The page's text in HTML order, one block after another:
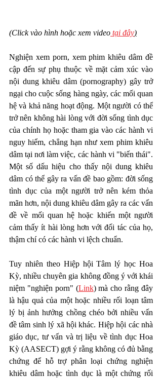
(Click vào hình hoặc xem video tại đây)
Nghiện xem porn, xem phim khiêu dâm đề
cập đến sự phụ thuộc về mặt cảm xúc vào
nội dung khiêu dâm (pornography) gây trở
ngại cho cuộc sống hàng ngày, các mối quan
hệ và khả năng hoạt động. Một người có thể
trở nên không hài lòng với đời sống tình dục
của chính họ hoặc tham gia vào các hành vi
nguy hiểm, chẳng hạn như xem phim khiêu
dâm tại nơi làm việc, các hành vi "biến thái".
Một số dấu hiệu cho thấy nội dung khiêu
dâm có thể gây ra vấn đề bao gồm: đời sống
tình dục của một người trở nên kém thỏa
mãn hơn, nội dung khiêu dâm gây ra các vấn
đề về mối quan hệ hoặc khiến một người
cảm thấy ít hài lòng hơn với đối tác của họ,
thậm chí có các hành vi lệch chuẩn.
Tuy nhiên theo Hiệp hội Tâm lý học Hoa
Kỳ, nhiều chuyên gia không đồng ý với khái
niệm "nghiện porn" (Link) mà cho rằng đây
là hậu quả của một hoặc nhiều rối loạn tâm
lý bị ảnh hưởng chồng chéo bởi nhiều vấn
đề tâm sinh lý xã hội khác. Hiệp hội các nhà
giáo dục, tư vấn và trị liệu về tình dục Hoa
Kỳ (AASECT) gợi ý rằng không có đủ bằng
chứng để hỗ trợ phân loại chứng nghiện
khiêu dâm hoặc tình dục là một chứng rối